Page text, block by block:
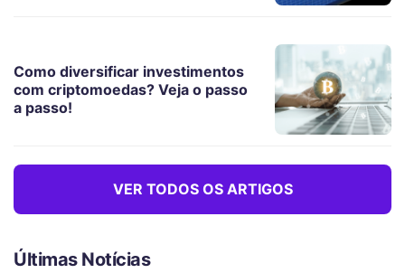
Como diversificar investimentos
com criptomoedas? Veja o passo
a passo!
VER TODOS OS ARTIGOS
Últimas Notícias